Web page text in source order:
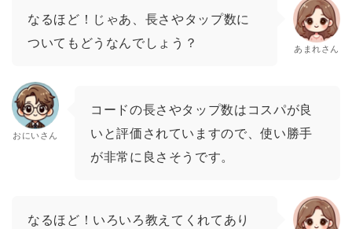
なるほど！じゃあ、長さやタップ数に
ついてもどうなんでしょう？
あまれさん
おにいさん
コードの長さやタップ数はコスパが良
いと評価されていますので、使い勝手
が非常に良さそうです。
なるほど！いろいろ教えてくれてあり